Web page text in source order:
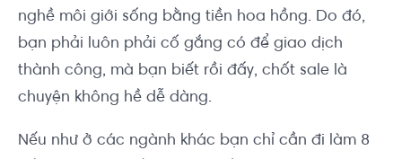
nghề môi giới sống bằng tiền hoa hồng. Do đó,
bạn phải luôn phải cố gắng có để giao dịch
thành công, mà bạn biết rồi đấy, chốt sale là
chuyện không hề dễ dàng.
Nếu như ở các ngành khác bạn chỉ cần đi làm 8